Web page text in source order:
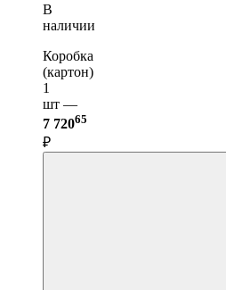
В
наличии
Коробка
(картон)
1
шт —
7 72065
₽